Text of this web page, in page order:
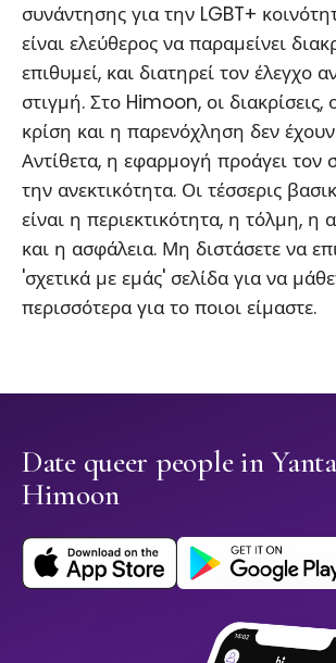
συνάντησης για την LGBT+
είναι ελεύθερος να παραμείνει
επιθυμεί, και διατηρεί τον έλεγχο
στιγμή. Στο Himoon, οι διακρίσεις,
κρίση και η παρενόχληση δεν
Αντίθετα, η εφαρμογή προάγει τον
την ανεκτικότητα. Οι τέσσερις
είναι η περιεκτικότητα, η τόλμη, η
και η ασφάλεια. Μη διστάσετε να
'σχετικά με εμάς' σελίδα για να
περισσότερα για το ποιοι είμαστε.
Date queer people in
Himoon